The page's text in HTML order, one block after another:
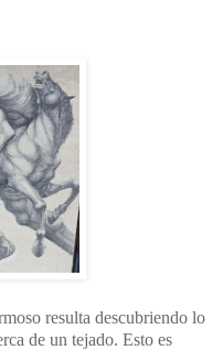
resulta descubriendo lo
de un tejado. Esto es